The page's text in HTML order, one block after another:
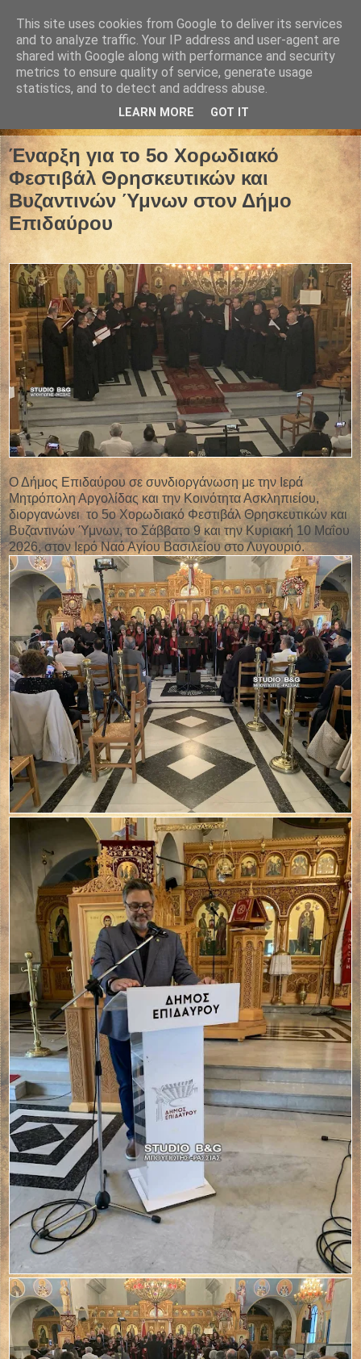
Έναρξη για το 5ο Χορωδιακό
Φεστιβάλ Θρησκευτικών και
Βυζαντινών Ύμνων στον Δήμο
Επιδαύρου
Ο Δήμος Επιδαύρου σε συνδιοργάνωση με την Ιερά
Μητρόπολη Αργολίδας και την Κοινότητα Ασκληπιείου,
διοργανώνει το 5ο Χορωδιακό Φεστιβάλ Θρησκευτικών και
Βυζαντινών Ύμνων, το Σάββατο 9 και την Κυριακή 10 Μαΐου
2026, στον Ιερό Ναό Αγίου Βασιλείου στο Λυγουριό.
This site uses cookies from Google to deliver its services
and to analyze traffic. Your IP address and user-agent are
shared with Google along with performance and security
metrics to ensure quality of service, generate usage
statistics, and to detect and address abuse.
LEARN MORE GOT IT